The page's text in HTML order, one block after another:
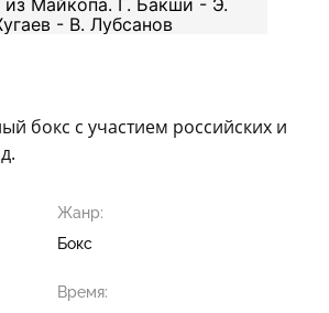
бокс с участием российских и
Жанр:
Бокс
Время: